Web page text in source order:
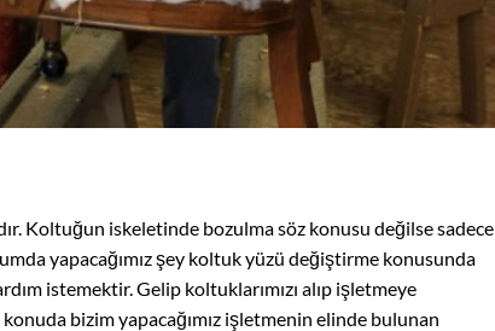
Koltuğun iskeletinde bozulma söz konusu değilse sadece
yapacağımız şey koltuk yüzü değiştirme konusunda
istemektir. Gelip koltuklarımızı alıp işletmeye
bizim yapacağımız işletmenin elinde bulunan